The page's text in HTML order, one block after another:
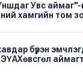
Увс аймаг"-
хамгийн том
бүрэн